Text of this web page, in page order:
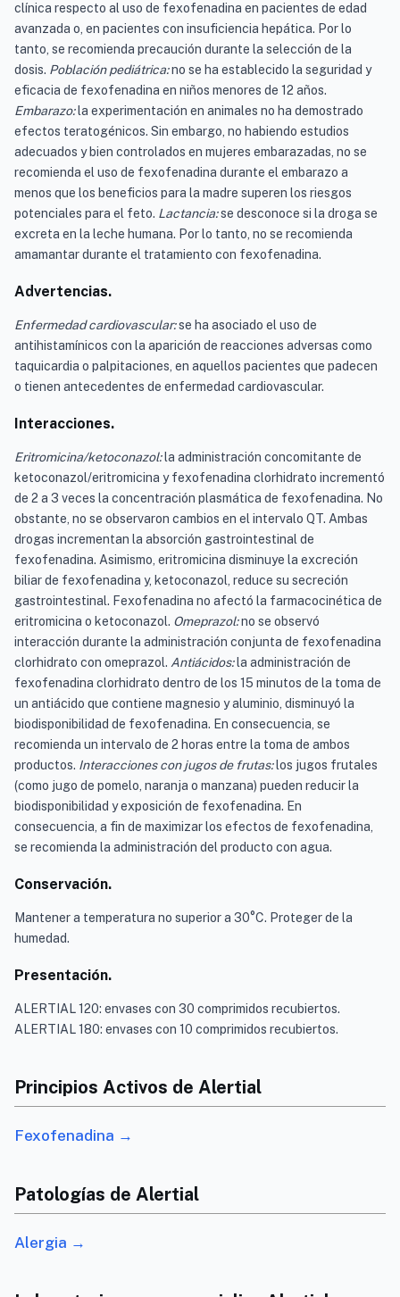
clínica respecto al uso de fexofenadina en pacientes de edad
avanzada o, en pacientes con insuficiencia hepática. Por lo
tanto, se recomienda precaución durante la selección de la
dosis. Población pediátrica:no se ha establecido la seguridad y
eficacia de fexofenadina en niños menores de 12 años.
Embarazo:la experimentación en animales no ha demostrado
efectos teratogénicos. Sin embargo, no habiendo estudios
adecuados y bien controlados en mujeres embarazadas, no se
recomienda el uso de fexofenadina durante el embarazo a
menos que los beneficios para la madre superen los riesgos
potenciales para el feto. Lactancia:se desconoce si la droga se
excreta en la leche humana. Por lo tanto, no se recomienda
amamantar durante el tratamiento con fexofenadina.
Advertencias.
Enfermedad cardiovascular:se ha asociado el uso de
antihistamínicos con la aparición de reacciones adversas como
taquicardia o palpitaciones, en aquellos pacientes que padecen
o tienen antecedentes de enfermedad cardiovascular.
Interacciones.
Eritromicina/ketoconazol:la administración concomitante de
ketoconazol/eritromicina y fexofenadina clorhidrato incrementó
de 2 a 3 veces la concentración plasmática de fexofenadina. No
obstante, no se observaron cambios en el intervalo QT. Ambas
drogas incrementan la absorción gastrointestinal de
fexofenadina. Asimismo, eritromicina disminuye la excreción
biliar de fexofenadina y, ketoconazol, reduce su secreción
gastrointestinal. Fexofenadina no afectó la farmacocinética de
eritromicina o ketoconazol. Omeprazol:no se observó
interacción durante la administración conjunta de fexofenadina
clorhidrato con omeprazol. Antiácidos:la administración de
fexofenadina clorhidrato dentro de los 15 minutos de la toma de
un antiácido que contiene magnesio y aluminio, disminuyó la
biodisponibilidad de fexofenadina. En consecuencia, se
recomienda un intervalo de 2 horas entre la toma de ambos
productos. Interacciones con jugos de frutas:los jugos frutales
(como jugo de pomelo, naranja o manzana) pueden reducir la
biodisponibilidad y exposición de fexofenadina. En
consecuencia, a fin de maximizar los efectos de fexofenadina,
se recomienda la administración del producto con agua.
Conservación.
Mantener a temperatura no superior a 30°C. Proteger de la
humedad.
Presentación.
ALERTIAL 120: envases con 30 comprimidos recubiertos.
ALERTIAL 180: envases con 10 comprimidos recubiertos.
Principios Activos de Alertial
Fexofenadina →
Patologías de Alertial
Alergia →